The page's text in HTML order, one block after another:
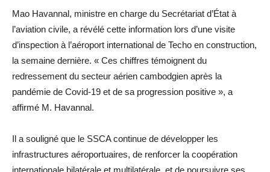
Mao Havannal, ministre en charge du Secrétariat d’État à
l’aviation civile, a révélé cette information lors d’une visite
d’inspection à l’aéroport international de Techo en construction,
la semaine dernière. « Ces chiffres témoignent du
redressement du secteur aérien cambodgien après la
pandémie de Covid-19 et de sa progression positive », a
affirmé M. Havannal.
Il a souligné que le SSCA continue de développer les
infrastructures aéroportuaires, de renforcer la coopération
internationale bilatérale et multilatérale, et de poursuivre ses